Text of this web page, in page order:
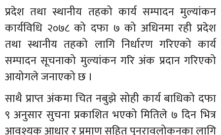
प्रदेश तथा स्थानीय तहको कार्य सम्पादन मुल्यांकन
कार्यविधि २०७८ को दफा ७ को अधिनमा रही प्रदेश
तथा स्थानीय तहको लागि निर्धारण गरिएको कार्य
सम्पादन सूचनाको मुल्यांकन गरि अंक प्रदान गरिएको
आयोगले जनाएको छ ।
साथै प्राप्त अंकमा चित नबुझे सोही कार्य बाधिको दफा
९ अनुसार सुचना प्रकाशित भएको मितिले ७ दिन भित्र
आवश्यक आधार र प्रमाण सहित पुनरावलोकनका लागि